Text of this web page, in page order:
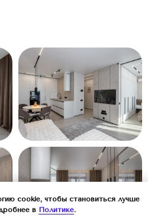
cookie, чтобы становиться лучше
в Политике.